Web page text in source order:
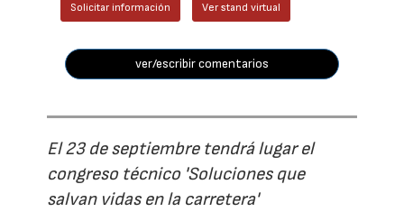
Solicitar información Ver stand virtual
ver/escribir comentarios
El 23 de septiembre tendrá lugar el
congreso técnico 'Soluciones que
salvan vidas en la carretera'